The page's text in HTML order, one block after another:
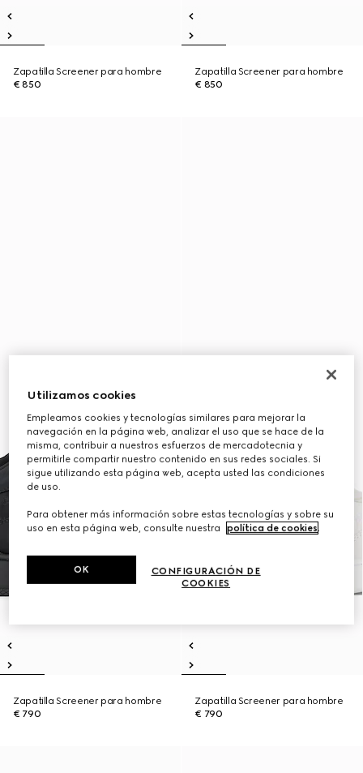
Zapatilla Screener para hombre
€ 850
Zapatilla Screener para hombre
€ 850
Zapatilla Screener para hombre
€ 790
Zapatilla Screener para hombre
€ 790
Utilizamos cookies
Empleamos cookies y tecnologías similares para mejorar la
navegación en la página web, analizar el uso que se hace de la
misma, contribuir a nuestros esfuerzos de mercadotecnia y
permitirle compartir nuestro contenido en sus redes sociales. Si
sigue utilizando esta página web, acepta usted las condiciones
de uso.
Para obtener más información sobre estas tecnologías y sobre su
uso en esta página web, consulte nuestra
política de cookies.
CONFIGURACIÓN DE
COOKIES
OK